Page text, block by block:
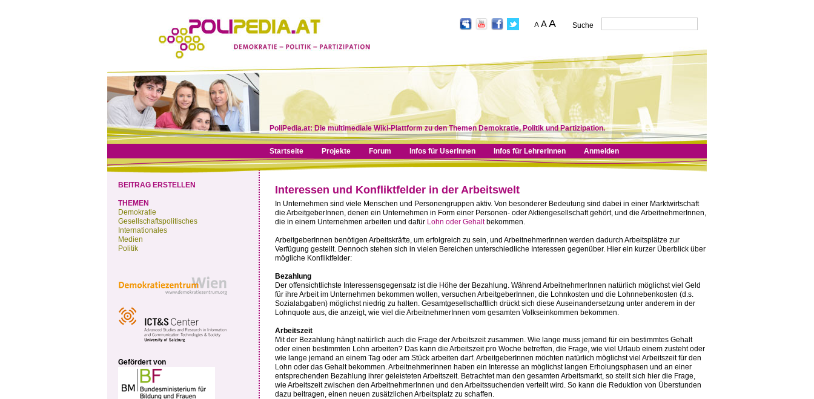
PoliPedia.at: Die multimediale Wiki-Plattform zu den Themen Demokratie, Politik und Partizipation.
Suche
A AA
Startseite Projekte Forum Infos für UserInnen Infos für LehrerInnen Anmelden
Interessen und Konfliktfelder in der Arbeitswelt
In Unternehmen sind viele Menschen und Personengruppen aktiv. Von besonderer Bedeutung sind dabei in einer Marktwirtschaft
die ArbeitgeberInnen, denen ein Unternehmen in Form einer Personen- oder Aktiengesellschaft gehört, und die ArbeitnehmerInnen,
die in einem Unternehmen arbeiten und dafür Lohn oder Gehaltbekommen.
ArbeitgeberInnen benötigen Arbeitskräfte, um erfolgreich zu sein, und ArbeitnehmerInnen werden dadurch Arbeitsplätze zur
Verfügung gestellt. Dennoch stehen sich in vielen Bereichen unterschiedliche Interessen gegenüber. Hier ein kurzer Überblick über
mögliche Konfliktfelder:
Bezahlung
Der offensichtlichste Interessensgegensatz ist die Höhe der Bezahlung. Während ArbeitnehmerInnen natürlich möglichst viel Geld
für ihre Arbeit im Unternehmen bekommen wollen, versuchen ArbeitgeberInnen, die Lohnkosten und die Lohnnebenkosten (d.s.
Sozialabgaben) möglichst niedrig zu halten. Gesamtgesellschaftlich drückt sich diese Auseinandersetzung unter anderem in der
Lohnquote aus, die anzeigt, wie viel die ArbeitnehmerInnen vom gesamten Volkseinkommen bekommen.
Arbeitszeit
Mit der Bezahlung hängt natürlich auch die Frage der Arbeitszeit zusammen. Wie lange muss jemand für ein bestimmtes Gehalt
oder einen bestimmten Lohn arbeiten? Das kann die Arbeitszeit pro Woche betreffen, die Frage, wie viel Urlaub einem zusteht oder
wie lange jemand an einem Tag oder am Stück arbeiten darf. ArbeitgeberInnen möchten natürlich möglichst viel Arbeitszeit für den
Lohn oder das Gehalt bekommen. ArbeitnehmerInnen haben ein Interesse an möglichst langen Erholungsphasen und an einer
entsprechenden Bezahlung ihrer geleisteten Arbeitszeit. Betrachtet man den gesamten Arbeitsmarkt, so stellt sich hier die Frage,
wie Arbeitszeit zwischen den ArbeitnehmerInnen und den Arbeitssuchenden verteilt wird. So kann die Reduktion von Überstunden
dazu beitragen, einen neuen zusätzlichen Arbeitsplatz zu schaffen.
BEITRAG ERSTELLEN
THEMEN
Demokratie
Gesellschaftspolitisches
Internationales
Medien
Politik
Gefördert von